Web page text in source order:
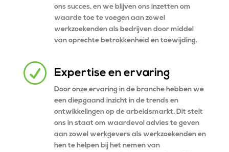
ons succes, en we blijven ons inzetten om
waarde toe te voegen aan zowel
werkzoekenden als bedrijven door middel
van oprechte betrokkenheid en toewijding.
R Expertise en ervaring
Door onze ervaring in de branche hebben we
een diepgaand inzicht in de trends en
ontwikkelingen op de arbeidsmarkt. Dit stelt
ons in staat om waardevol advies te geven
aan zowel werkgevers als werkzoekenden en
hen te helpen bij het nemen van